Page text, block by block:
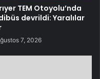
TEM Otoyolu’nda
devrildi: Yaralılar
7, 2026